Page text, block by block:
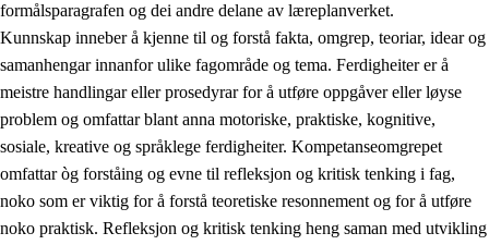
2.4 Å lære å lære
Tverrfaglege tema
formålsparagrafen og dei andre delane av læreplanverket.
Kunnskap inneber å kjenne til og forstå fakta, omgrep, teoriar, idear og
samanhengar innanfor ulike fagområde og tema. Ferdigheiter er å
meistre handlingar eller prosedyrar for å utføre oppgåver eller løyse
problem og omfattar blant anna motoriske, praktiske, kognitive,
sosiale, kreative og språklege ferdigheiter. Kompetanseomgrepet
omfattar òg forståing og evne til refleksjon og kritisk tenking i fag,
noko som er viktig for å forstå teoretiske resonnement og for å utføre
noko praktisk. Refleksjon og kritisk tenking heng saman med utvikling